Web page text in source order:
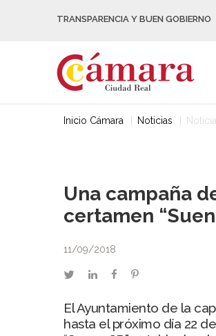
TRANSPARENCIA Y BUEN GOBIERNO
Inicio Cámara Noticias Noticia
Una campaña
certamen
11/09/2018
twitterlinkedinfacebookpinterest
El Ayuntamiento de la
hasta el próximo día 22